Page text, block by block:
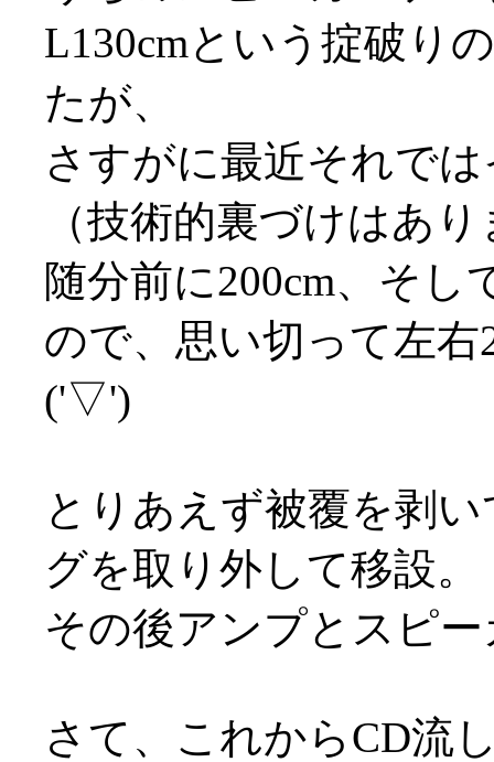
L130cmという掟破り
たが、
さすがに最近それで
（技術的裏づけはあ
随分前に200cm、そし
ので、思い切って左
('▽')
とりあえず被覆を剥
グを取り外して移設。
その後アンプとスピ
さて、これからCD流